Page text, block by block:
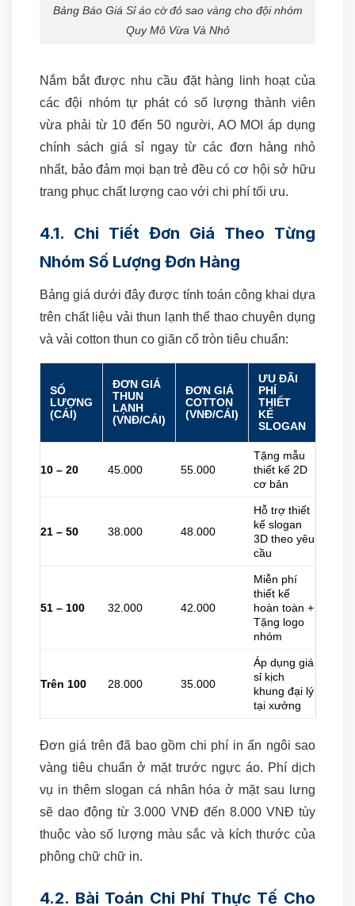
Bảng Báo Giá Sỉ áo cờ đỏ sao vàng cho đội nhóm
Quy Mô Vừa Và Nhỏ
Nắm bắt được nhu cầu đặt hàng linh hoạt của
các đội nhóm tự phát có số lượng thành viên
vừa phải từ 10 đến 50 người, AO MOI áp dụng
chính sách giá sỉ ngay từ các đơn hàng nhỏ
nhất, bảo đảm mọi bạn trẻ đều có cơ hội sở hữu
trang phục chất lượng cao với chi phí tối ưu.
4.1. Chi Tiết Đơn Giá Theo Từng
Nhóm Số Lượng Đơn Hàng
Bảng giá dưới đây được tính toán công khai dựa
trên chất liệu vải thun lạnh thể thao chuyên dụng
và vải cotton thun co giãn cổ tròn tiêu chuẩn:
SỐ
LƯỢNG
(CÁI)
ĐƠN GIÁ
THUN
LẠNH
(VNĐ/CÁI)
ĐƠN GIÁ
COTTON
(VNĐ/CÁI)
ƯU ĐÃI
PHÍ
THIẾT
KẾ
SLOGAN
10 – 20 45.000 55.000
Tặng mẫu
thiết kế 2D
cơ bản
21 – 50 38.000 48.000
Hỗ trợ thiết
kế slogan
3D theo yêu
cầu
51 – 100 32.000 42.000
Miễn phí
thiết kế
hoàn toàn +
Tặng logo
nhóm
Trên 100 28.000 35.000
Áp dụng giá
sỉ kịch
khung đại lý
tại xưởng
Đơn giá trên đã bao gồm chi phí in ấn ngôi sao
vàng tiêu chuẩn ở mặt trước ngực áo. Phí dịch
vụ in thêm slogan cá nhân hóa ở mặt sau lưng
sẽ dao động từ 3.000 VNĐ đến 8.000 VNĐ tùy
thuộc vào số lượng màu sắc và kích thước của
phông chữ chữ in.
4.2. Bài Toán Chi Phí Thực Tế Cho